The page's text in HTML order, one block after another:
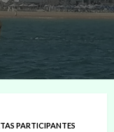
PARTICIPANTES